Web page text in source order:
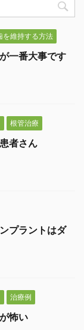
を維持する方法
一番大事です
根管治療
者さん
プラントはダ
治療例
怖い